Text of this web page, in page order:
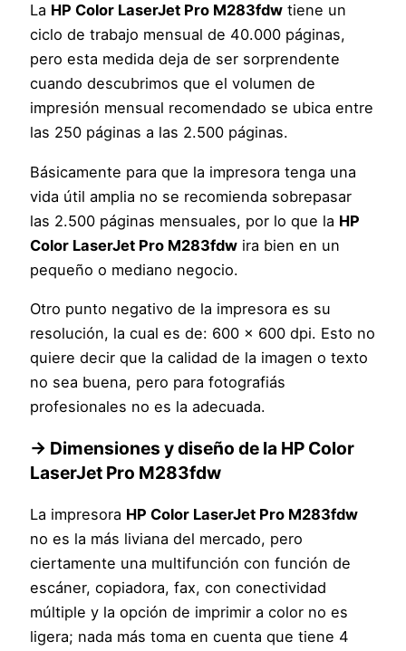
La HP Color LaserJet Pro M283fdw tiene un
ciclo de trabajo mensual de 40.000 páginas,
pero esta medida deja de ser sorprendente
cuando descubrimos que el volumen de
impresión mensual recomendado se ubica entre
las 250 páginas a las 2.500 páginas.
Básicamente para que la impresora tenga una
vida útil amplia no se recomienda sobrepasar
las 2.500 páginas mensuales, por lo que la HP
Color LaserJet Pro M283fdw ira bien en un
pequeño o mediano negocio.
Otro punto negativo de la impresora es su
resolución, la cual es de: 600 x 600 dpi. Esto no
quiere decir que la calidad de la imagen o texto
no sea buena, pero para fotografiás
profesionales no es la adecuada.
→ Dimensiones y diseño de la HP Color
LaserJet Pro M283fdw
La impresora HP Color LaserJet Pro M283fdw
no es la más liviana del mercado, pero
ciertamente una multifunción con función de
escáner, copiadora, fax, con conectividad
múltiple y la opción de imprimir a color no es
ligera; nada más toma en cuenta que tiene 4